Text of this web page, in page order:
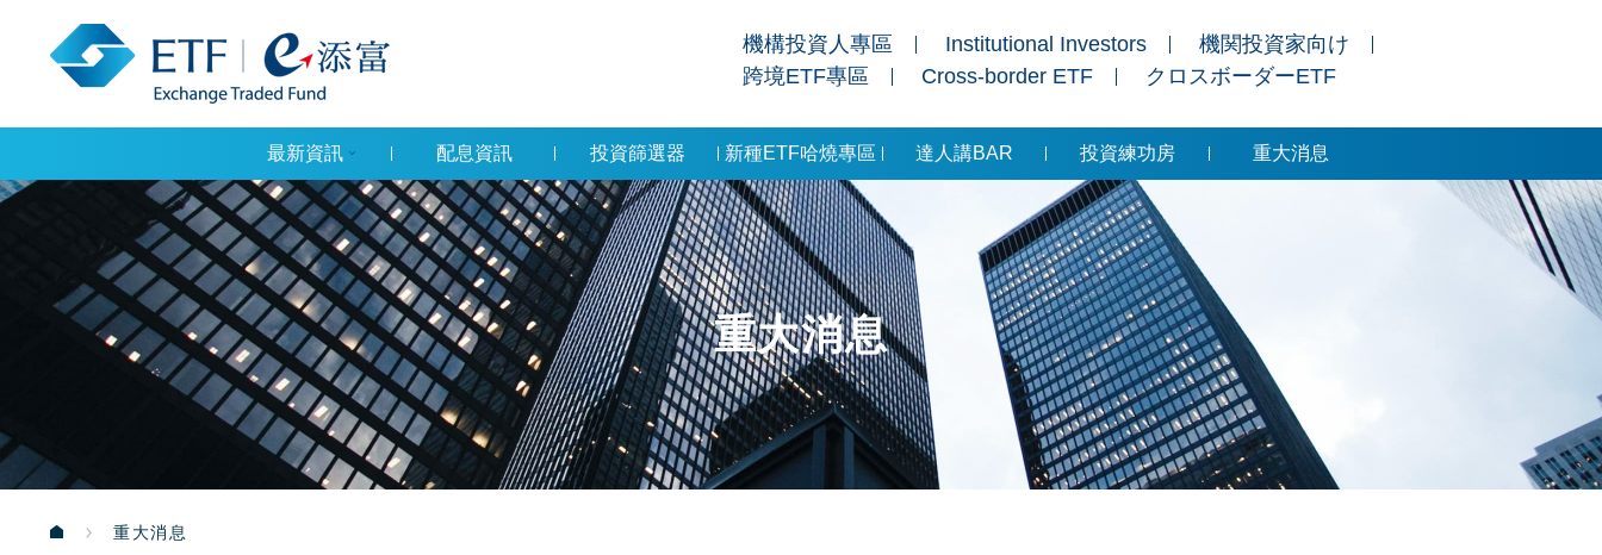
機構投資人專區 Institutional Investors
機関投資家向け
跨境ETF專區
Cross-border ETF クロスボーダーETF
最新資訊 配息資訊 投資篩選器 新種ETF哈燒專區 達人講BAR 投資練功房 重大消息
重大消息
重大消息